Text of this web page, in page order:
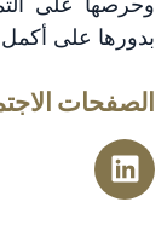
بدورها على
الصفحات